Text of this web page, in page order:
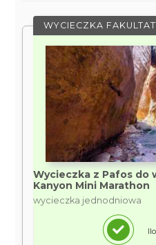
WYCIECZKA
Wycieczka z Pafos do
Kanyon Mini Marathon
wycieczka jednodniowa